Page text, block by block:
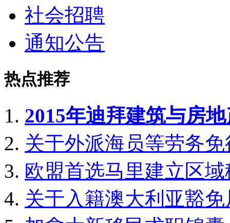
社会招聘
通知公告
热点推荐
2015年迪拜建筑与房
关于外派海员等劳务
欧盟首选马里建立区
关于入籍澳大利亚豁